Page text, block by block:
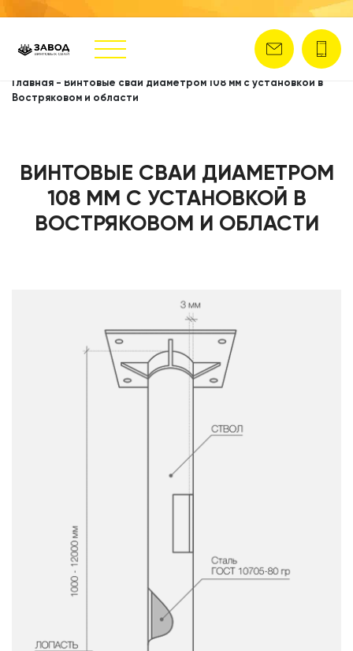
Главная - Винтовые сваи диаметром 108 мм с установкой в
Востряковом и области
ВИНТОВЫЕ СВАИ ДИАМЕТРОМ
108 ММ С УСТАНОВКОЙ В
ВОСТРЯКОВОМ И ОБЛАСТИ